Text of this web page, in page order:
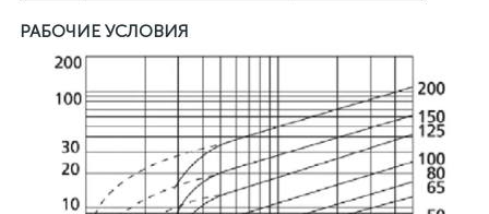
РАБОЧИЕ УСЛОВИЯ